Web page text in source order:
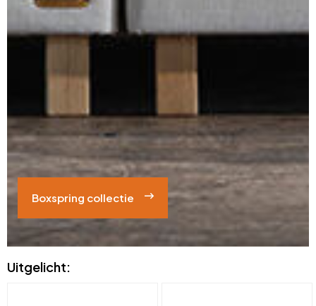
Boxspring collectie
Uitgelicht: